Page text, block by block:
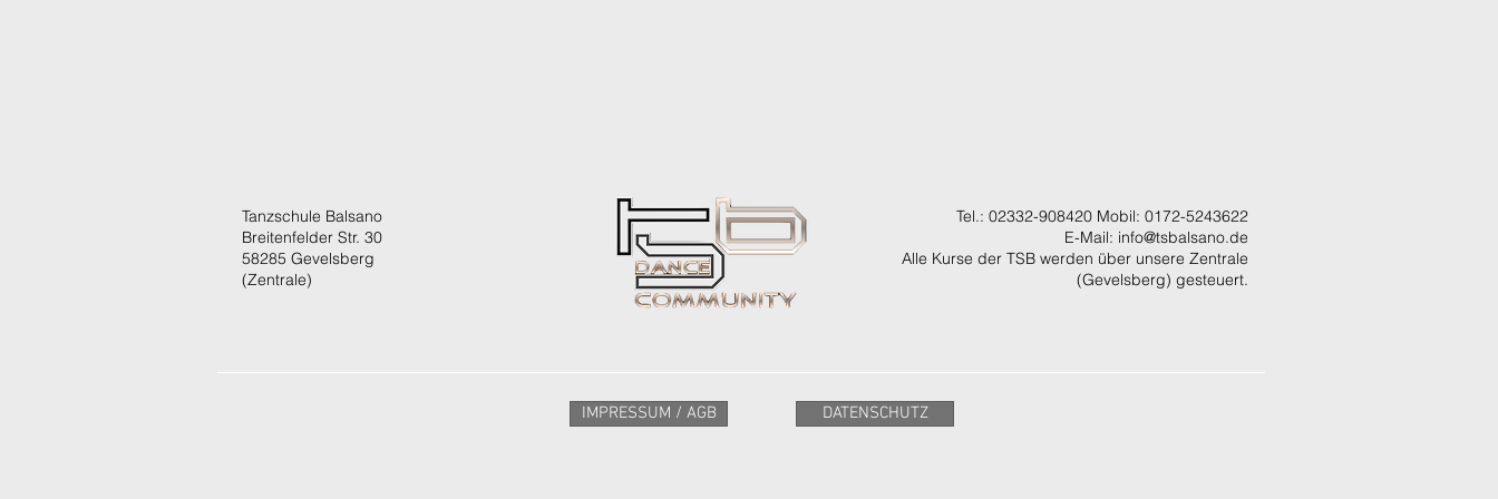
Tanzschule Balsano
Breitenfelder Str. 30
58285 Gevelsberg
(Zentrale)
Tel.: 02332-908420 Mobil: 0172-5243622
E-Mail: info@tsbalsano.de
Alle Kurse der TSB werden über unsere Zentrale
(Gevelsberg) gesteuert.
IMPRESSUM / AGB DATENSCHUTZ